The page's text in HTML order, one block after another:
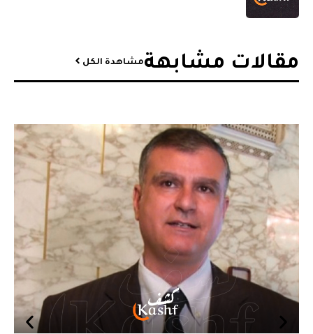
مقالات مشابهة​مشاهدة الكل